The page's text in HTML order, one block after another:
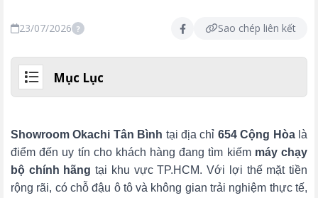
23/07/2026 ? Sao chép liên kết
Mục Lục
Showroom Okachi Tân Bình tại địa chỉ 654 Cộng Hòalà
điểm đến uy tín cho khách hàng đang tìm kiếm máy chạy
bộ chính hãng tại khu vực TP.HCM. Với lợi thế mặt tiền
rộng rãi, có chỗ đậu ô tô và không gian trải nghiệm thực tế,